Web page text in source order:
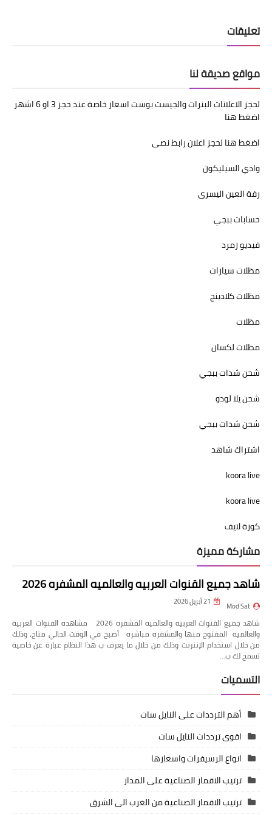
تعليقات
مواقع صديقة لنا
لحجز الاعلانات البنرات والجيست بوست اسعار خاصة عند حجز 3 او 6 اشهر
اضغط هنا
اضغط هنا لحجز اعلان رابط نصى
وادي السيليكون
رفة العين اليسرى
حسابات ببجي
فيديو زمرد
مظلات سيارات
مظلات كلادينج
مظلات
مظلات لكسان
شحن شدات ببجي
شحن يلا لودو
شحن شدات ببجي
اشتراك شاهد
koora live
koora live
كورة لايف
مشاركة مميزة
شاهد جميع القنوات العربيه والعالميه المشفره 2026
Mod Sat 21 أبريل 2026
شاهد جميع القنوات العربيه والعالميه المشفره 2026 مشاهده القنوات العربية
والعالميه المفتوح منها والمشفره مباشره أصبح في الوقت الحالي متاح، وذلك
من خلال استخدام الإنترنت وذلك من خلال ما يعرف ب هذا النظام عبارة عن خاصية
تسمح لك ب…
التسميات
أهم الترددات على النايل سات
اقوى ترددات النايل سات
انواع الرسيفرات واسعارها
ترتيب الاقمار الصناعية على المدار
ترتيب الاقمار الصناعية من الغرب الى الشرق